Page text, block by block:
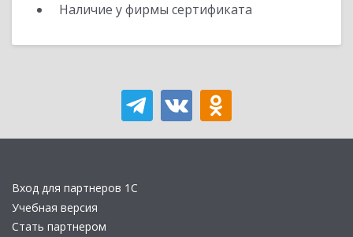
Наличие у фирмы сертификата
Вход для партнеров 1С
Учебная версия
Стать партнером